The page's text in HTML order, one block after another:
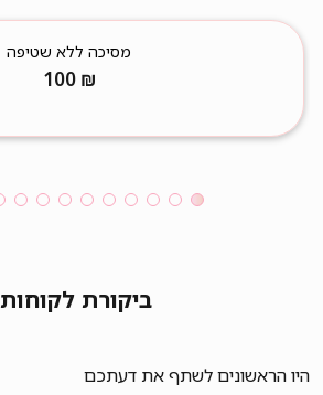
מסיכה ללא שטיפה
100 ₪
ביקורת לקוחות
היו הראשונים לשתף את דעתכם